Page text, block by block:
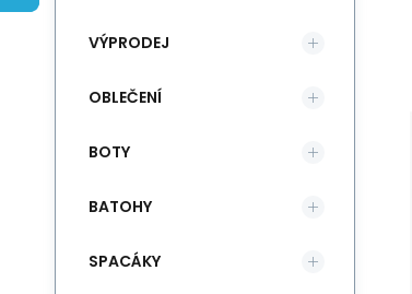
VÝPRODEJ
OBLEČENÍ
BOTY
BATOHY
SPACÁKY